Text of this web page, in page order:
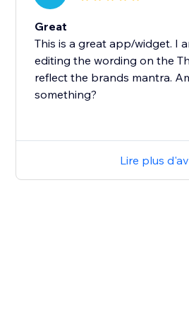
Great
This is a great app/widget. I
editing the wording on the
reflect the brands mantra.
something?
Lire plus